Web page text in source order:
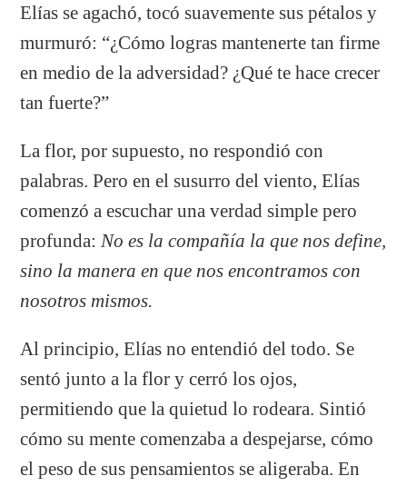
Elías se agachó, tocó suavemente sus pétalos y
murmuró: “¿Cómo logras mantenerte tan firme
en medio de la adversidad? ¿Qué te hace crecer
tan fuerte?”
La flor, por supuesto, no respondió con
palabras. Pero en el susurro del viento, Elías
comenzó a escuchar una verdad simple pero
profunda: No es la compañía la que nos define,
sino la manera en que nos encontramos con
nosotros mismos.
Al principio, Elías no entendió del todo. Se
sentó junto a la flor y cerró los ojos,
permitiendo que la quietud lo rodeara. Sintió
cómo su mente comenzaba a despejarse, cómo
el peso de sus pensamientos se aligeraba. En